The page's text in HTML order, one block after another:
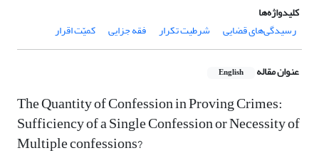
کلیدواژه‌ها
رسیدگی‌های قضایی
شرطیت تکرار فقه جزایی کمیّت اقرار
عنوان مقاله English
The Quantity of Confession in Proving Crimes:
Sufficiency of a Single Confession or Necessity of
Multiple confessions?